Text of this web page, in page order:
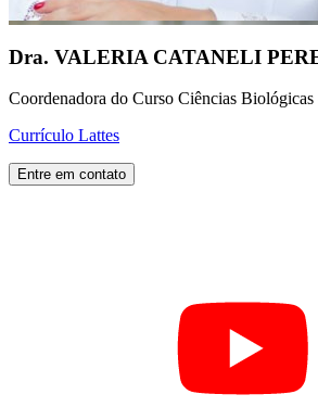
Dra. VALERIA CATANELI
Coordenadora do Curso Ciências
Currículo Lattes
Entre em contato